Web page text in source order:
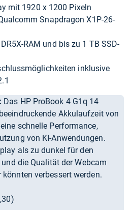
mit 1920 x 1200 Pixeln
Snapdragon X1P-26-
RAM und bis zu 1 TB SSD-
inklusive
Das HP ProBook 4 G1q 14
Akkulaufzeit von
schnelle Performance,
von KI-Anwendungen.
als zu dunkel für den
die Qualität der Webcam
verbessert werden.